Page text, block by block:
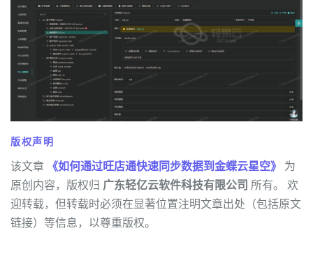
版权声明
该文章 《如何通过旺店通快速同步数据到金蝶云星空》 为
原创内容，版权归 广东轻亿云软件科技有限公司 所有。 欢
迎转载，但转载时必须在显著位置注明文章出处（包括原文
链接）等信息，以尊重版权。